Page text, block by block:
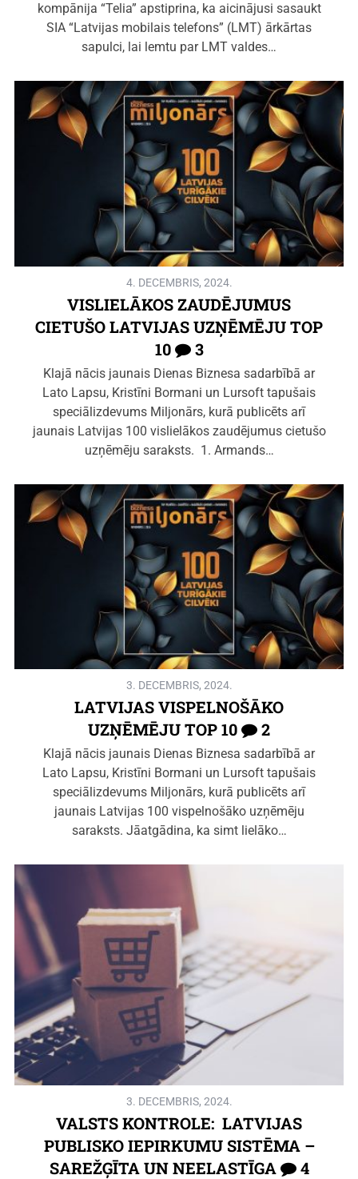
kompānija “Telia” apstiprina, ka aicinājusi sasaukt
SIA “Latvijas mobilais telefons” (LMT) ārkārtas
sapulci, lai lemtu par LMT valdes…
4. DECEMBRIS, 2024.
VISLIELĀKOS ZAUDĒJUMUS
CIETUŠO LATVIJAS UZŅĒMĒJU TOP
10
3
Klajā nācis jaunais Dienas Biznesa sadarbībā ar
Lato Lapsu, Kristīni Bormani un Lursoft tapušais
speciālizdevums Miljonārs, kurā publicēts arī
jaunais Latvijas 100 vislielākos zaudējumus cietušo
uzņēmēju saraksts. 1. Armands…
3. DECEMBRIS, 2024.
LATVIJAS VISPELNOŠĀKO
UZŅĒMĒJU TOP 10
2
Klajā nācis jaunais Dienas Biznesa sadarbībā ar
Lato Lapsu, Kristīni Bormani un Lursoft tapušais
speciālizdevums Miljonārs, kurā publicēts arī
jaunais Latvijas 100 vispelnošāko uzņēmēju
saraksts. Jāatgādina, ka simt lielāko…
3. DECEMBRIS, 2024.
VALSTS KONTROLE: LATVIJAS
PUBLISKO IEPIRKUMU SISTĒMA –
SAREŽĢĪTA UN NEELASTĪGA
4